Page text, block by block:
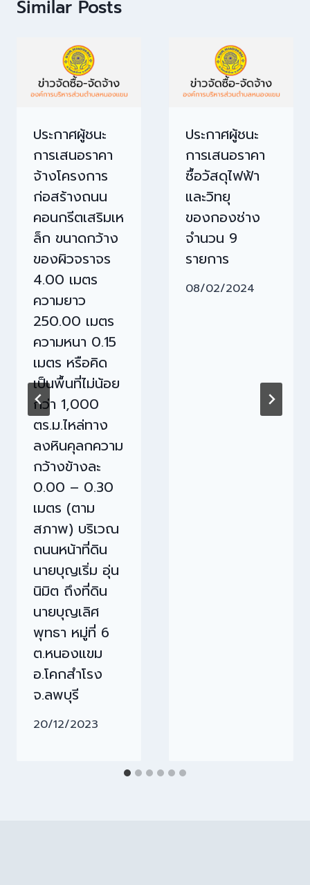
Similar Posts
ประกาศผู้ชนะ
การเสนอราคา
จ้างโครงการ
ก่อสร้างถนน
คอนกรีตเสริมเห
ล็ก ขนาดกว้าง
ของผิวจราจร
4.00 เมตร
ความยาว
250.00 เมตร
ความหนา 0.15
เมตร หรือคิด
เป็นพื้นที่ไม่น้อย
กว่า 1,000
ตร.ม.ไหล่ทาง
ลงหินคุลกความ
กว้างข้างละ
0.00 – 0.30
เมตร (ตาม
สภาพ) บริเวณ
ถนนหน้าที่ดิน
นายบุญเริ่ม อุ่น
นิมิต ถึงที่ดิน
นายบุญเลิศ
พุทธา หมู่ที่ 6
ต.หนองแขม
อ.โคกสำโรง
จ.ลพบุรี
20/12/2023
ประกาศผู้ชนะ
การเสนอราคา
ซื้อวัสดุไฟฟ้า
และวิทยุ
ของกองช่าง
จำนวน 9
รายการ
08/02/2024